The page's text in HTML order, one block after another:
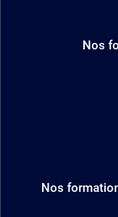
Nos
Nos